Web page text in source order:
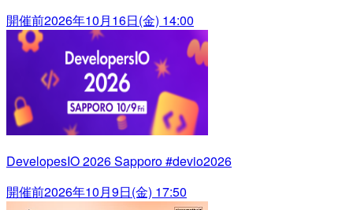
開催前2026年10月16日(金) 14:00
DevelopesIO 2026 Sapporo #devio2026
開催前2026年10月9日(金) 17:50